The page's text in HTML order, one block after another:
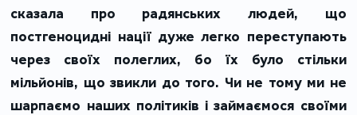
сказала про радянських людей, що
постгеноцидні нації дуже легко переступають
через своїх полеглих, бо їх було стільки
мільйонів, що звикли до того. Чи не тому ми не
шарпаємо наших політиків і займаємося своїми